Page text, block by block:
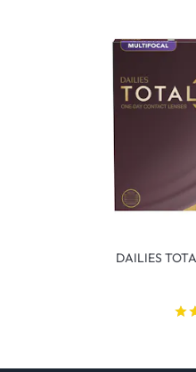
DAILIES